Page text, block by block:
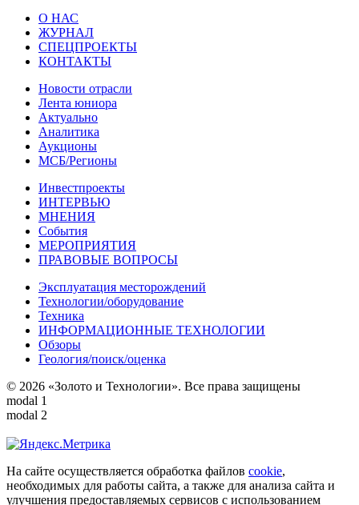
О НАС
ЖУРНАЛ
СПЕЦПРОЕКТЫ
КОНТАКТЫ
Новости отрасли
Лента юниора
Актуально
Аналитика
Аукционы
МСБ/Регионы
Инвестпроекты
ИНТЕРВЬЮ
МНЕНИЯ
События
МЕРОПРИЯТИЯ
ПРАВОВЫЕ ВОПРОСЫ
Эксплуатация месторождений
Технологии/оборудование
Техника
ИНФОРМАЦИОННЫЕ ТЕХНОЛОГИИ
Обзоры
Геология/поиск/оценка
© 2026 «Золото и Технологии». Все права защищены
modal 1
modal 2
На сайте осуществляется обработка файлов cookie,
необходимых для работы сайта, а также для анализа сайта и
улучшения предоставляемых сервисов с использованием